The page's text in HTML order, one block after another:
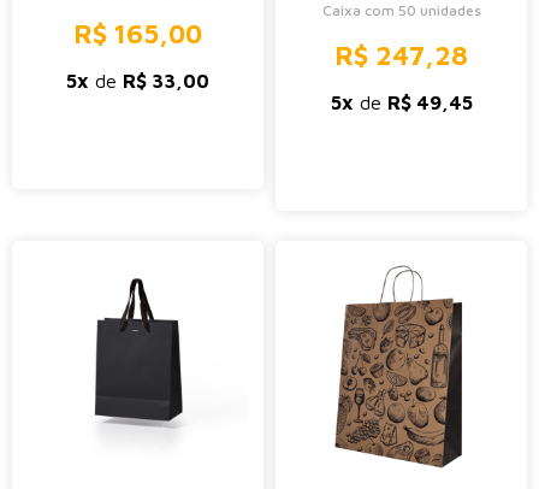
R$ 165,00
5x de R$ 33,00
Caixa com 50 unidades
R$ 247,28
5x de R$ 49,45